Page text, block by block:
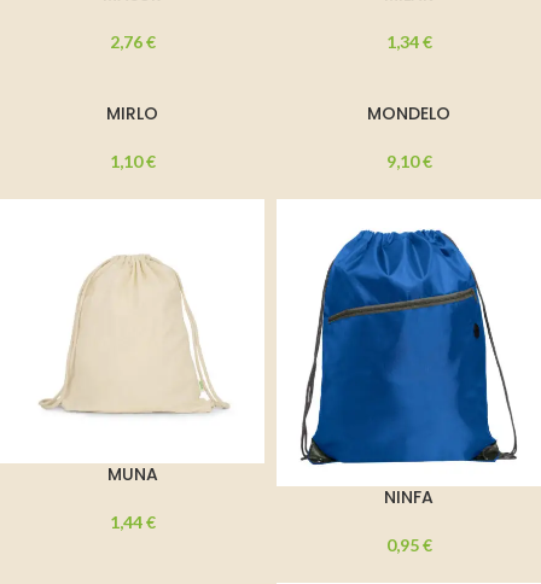
2,76€ 1,34€
MIRLO
1,10€
MONDELO
9,10€
MUNA
1,44€
NINFA
0,95€